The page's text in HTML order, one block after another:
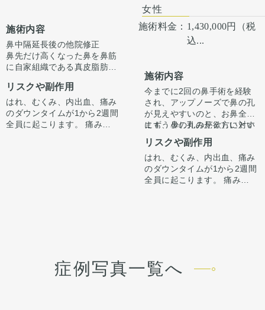
ました。
施術内容
鼻中隔延長後の他院修正
鼻先だけ高くなった鼻を鼻筋
に自家組織である真皮脂肪を
量することでラインを整えて
います。
同時に傾きも修正していま
す。
リスクや副作用
はれ、むくみ、内出血、痛み
のダウンタイムが1から2週間
全員に起こります。 痛みは3
のでご注意下さい。 カウンセ
リングにて診察させていただ
女性
施術料金： 1,430,000円（税
込...
施術内容
今までに2回の鼻手術を経験
され、アップノーズで鼻の孔
が見えやすいのと、お鼻全体
にもう少し丸みが欲しいとい
う希望でした。
まず、鼻の孔の見え方に対す
るアプローチとして、以前鼻
中隔延長をされていたので、
延長軟骨は触らずに鼻翼軟骨
を鼻先が下向きになるように
縫合しなおしました。また鼻
全体的に丸みを出して柔らか
い印象にするために、鼻先に
真皮脂肪移植、鼻翼の上のく
リスクや副作用
はれ、むくみ、内出血、痛み
のダウンタイムが1から2週間
全員に起こります。 痛みは3
治療します。 仕上がりには個
症例写真一覧へ